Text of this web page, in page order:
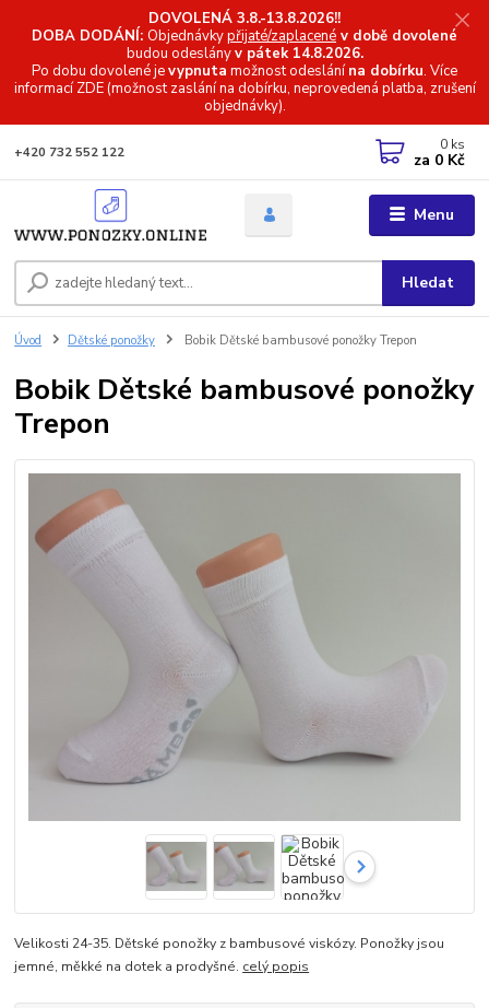
DOVOLENÁ 3.8.-13.8.2026!!
DOBA DODÁNÍ: Objednávkypřijaté/zaplacené v době dovolené
budou odeslányv pátek 14.8.2026.
Po dobu dovolené jevypnuta možnost odeslánína dobírku. Více
informacíZDE (možnost zaslání na dobírku, neprovedená platba, zrušení
objednávky).
Menu
Hledat
+420 732 552 122 0 ks
za 0 Kč
Úvod Dětské ponožky Bobik Dětské bambusové ponožky Trepon
Bobik Dětské bambusové ponožky
Trepon
Velikosti 24-35. Dětské ponožky z bambusové viskózy. Ponožky jsou
jemné, měkké na dotek a prodyšné. celý popis